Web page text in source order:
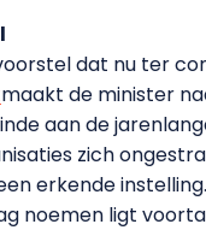
dat nu ter
maakt de minister
aan de
zich
erkende
noemen ligt